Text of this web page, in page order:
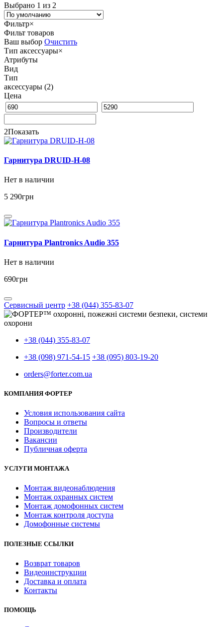
Выбрано 1 из 2
Фильтр×
Фильт товаров
Ваш выбор Очистить
Тип аксессуары×
Атрибуты
Вид
Тип
аксессуары (2)
Цена
2Показать
Гарнитура DRUID-H-08
Нет в наличии
5 290грн
Гарнитура Plantronics Audio 355
Нет в наличии
690грн
Сервисный центр +38 (044) 355-83-07
+38 (044) 355-83-07
+38 (098) 971-54-15 +38 (095) 803-19-20
orders@forter.com.ua
КОМПАНИЯ ФОРТЕР
Условия использования сайта
Вопросы и ответы
Производители
Вакансии
Публичная оферта
УСЛУГИ МОНТАЖА
Монтаж видеонаблюдения
Монтаж охранных систем
Монтаж домофонных систем
Монтаж контроля доступа
Домофонные системы
ПОЛЕЗНЫЕ ССЫЛКИ
Возврат товаров
Видеоинструкции
Доставка и оплата
Контакты
ПОМОЩЬ